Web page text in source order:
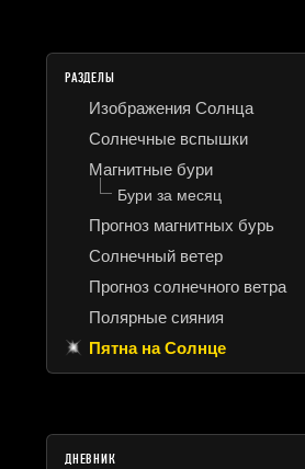
РАЗДЕЛЫ
Изображения Солнца
Солнечные вспышки
Магнитные бури
Бури за месяц
Прогноз магнитных бурь
Солнечный ветер
Прогноз солнечного ветра
Полярные сияния
Пятна на Солнце
ДНЕВНИК